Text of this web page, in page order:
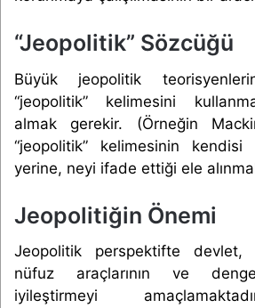
“Jeopolitik” Sözcüğü
Büyük jeopolitik
“jeopolitik” kelimesini
almak gerekir. (Örneğin
“jeopolitik” kelimesinin
yerine, neyi ifade ettiği ele
Jeopolitiğin Önemi
Jeopolitik perspektifte devlet,
nüfuz araçlarının ve
iyileştirmeyi